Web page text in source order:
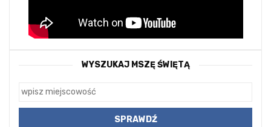
WYSZUKAJ MSZĘ ŚWIĘTĄ